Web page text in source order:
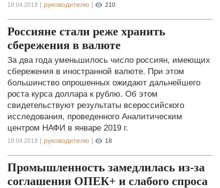
18.04.2019 | руководителю | 210
Россияне стали реже хранить
сбережения в валюте
За два года уменьшилось число россиян, имеющих
сбережения в иностранной валюте. При этом
большинство опрошенных ожидают дальнейшего
роста курса доллара к рублю. Об этом
свидетельствуют результаты всероссийского
исследования, проведенного Аналитическим
центром НАФИ в январе 2019 г.
18.04.2019 | руководителю | 18
Промышленность замедлилась из-за
соглашения ОПЕК+ и слабого спроса